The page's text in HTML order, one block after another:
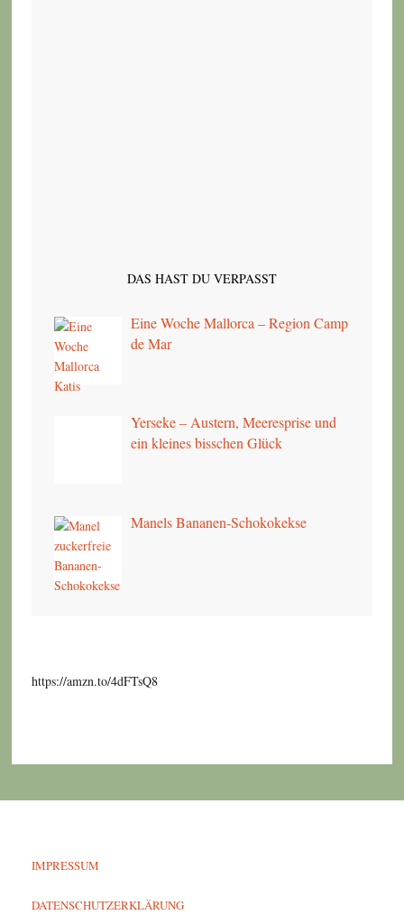
DAS HAST DU VERPASST
Eine Woche Mallorca – Region Camp
de Mar
Yerseke – Austern, Meeresprise und
ein kleines bisschen Glück
Manels Bananen-Schokokekse
https://amzn.to/4dFTsQ8
IMPRESSUM
DATENSCHUTZERKLÄRUNG